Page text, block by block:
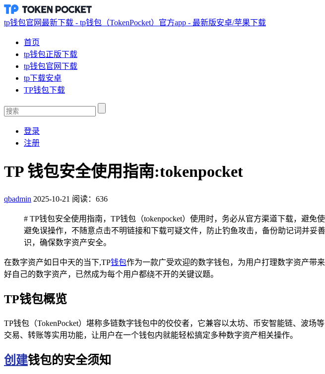
tp钱包官网最新下载 - tp钱包（TokenPocket）官方app - 最新版安卓/苹果下载
首页
tp钱包正版下载
tp钱包官网下载
tp下载安卓
TP钱包下载
登录
注册
TP 钱包安全使用指南:tokenpocket
qbadmin 2025-10-21 阅读：636
# TP钱包安全使用指南，TP钱包（tokenpocket）使用时，务必从官方渠道下载，避
避免误操作，不随意点击不明链接和下载可疑文件，防止钓鱼攻击，备份助记词并
识，确保数字资产安全。
在数字资产如日中天的当下,TP钱包作为一款广受欢迎的数字钱包，为用户打理数字资产带
好自己的数字资产，已然成为每个用户都绕不开的关键议题。
TP钱包概览
TP钱包（TokenPocket）堪称多链数字钱包中的佼佼者，它兼容以太坊、币安智能链、波
交易、转账等实用功能，让用户在一个钱包内就能轻松搞定多种数字资产相关操作。
创建钱包的安全须知